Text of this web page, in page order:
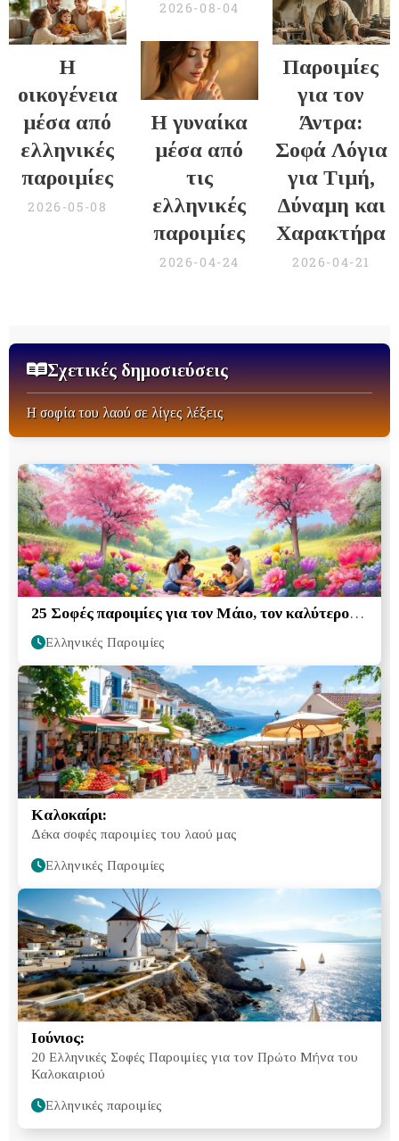
2026-08-04
Η
οικογένεια
μέσα από
ελληνικές
παροιμίες
2026-05-08
Η γυναίκα
μέσα από
τις
ελληνικές
παροιμίες
2026-04-24
Παροιμίες
για τον
Άντρα:
Σοφά Λόγια
για Τιμή,
Δύναμη και
Χαρακτήρα
2026-04-21
Σχετικές δημοσιεύσεις
Η σοφία του λαού σε λίγες λέξεις
25 Σοφές παροιμίες για τον Μάιο, τον καλύτερο
μήνα της Άνοιξης
Ελληνικές Παροιμίες
Καλοκαίρι:
Δέκα σοφές παροιμίες του λαού μας
Ελληνικές Παροιμίες
Ιούνιος:
20 Ελληνικές Σοφές Παροιμίες για τον Πρώτο Μήνα του
Καλοκαιριού
Ελληνικές παροιμίες